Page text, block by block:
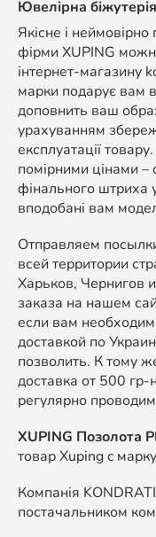
Ювелірна
Якісне і
фірми XUPING
інтернет-магазину
марки подарує вам
доповнить ваш
урахуванням
експлуатації
помірними цінами –
фінального штриха
вподобані вам
Отправляем
всей территории
Харьков, Чернигов
заказа на нашем
если вам
доставкой по
позволить. К тому
доставка от 500
регулярно
XUPING Позолота
товар Xuping c
Компанія
постачальником